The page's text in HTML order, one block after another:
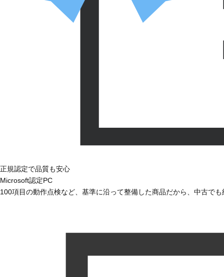
正規認定で品質も安心
Microsoft認定PC
100項目の動作点検など、基準に沿って整備した商品だから、中古で